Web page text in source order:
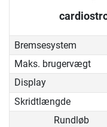
Bremsesystem
Maks. brugervægt
Display
Skridtlængde
Rundløb